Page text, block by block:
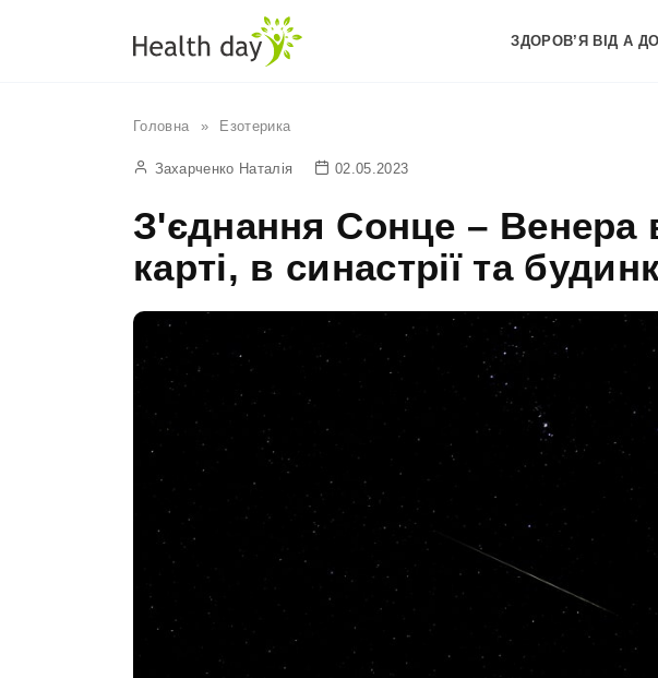
ЗДОРОВ’Я ВІД А
Головна » Езотерика
Захарченко Наталія 02.05.2023
З'єднання Сонце – Венера
карті, в синастрії та